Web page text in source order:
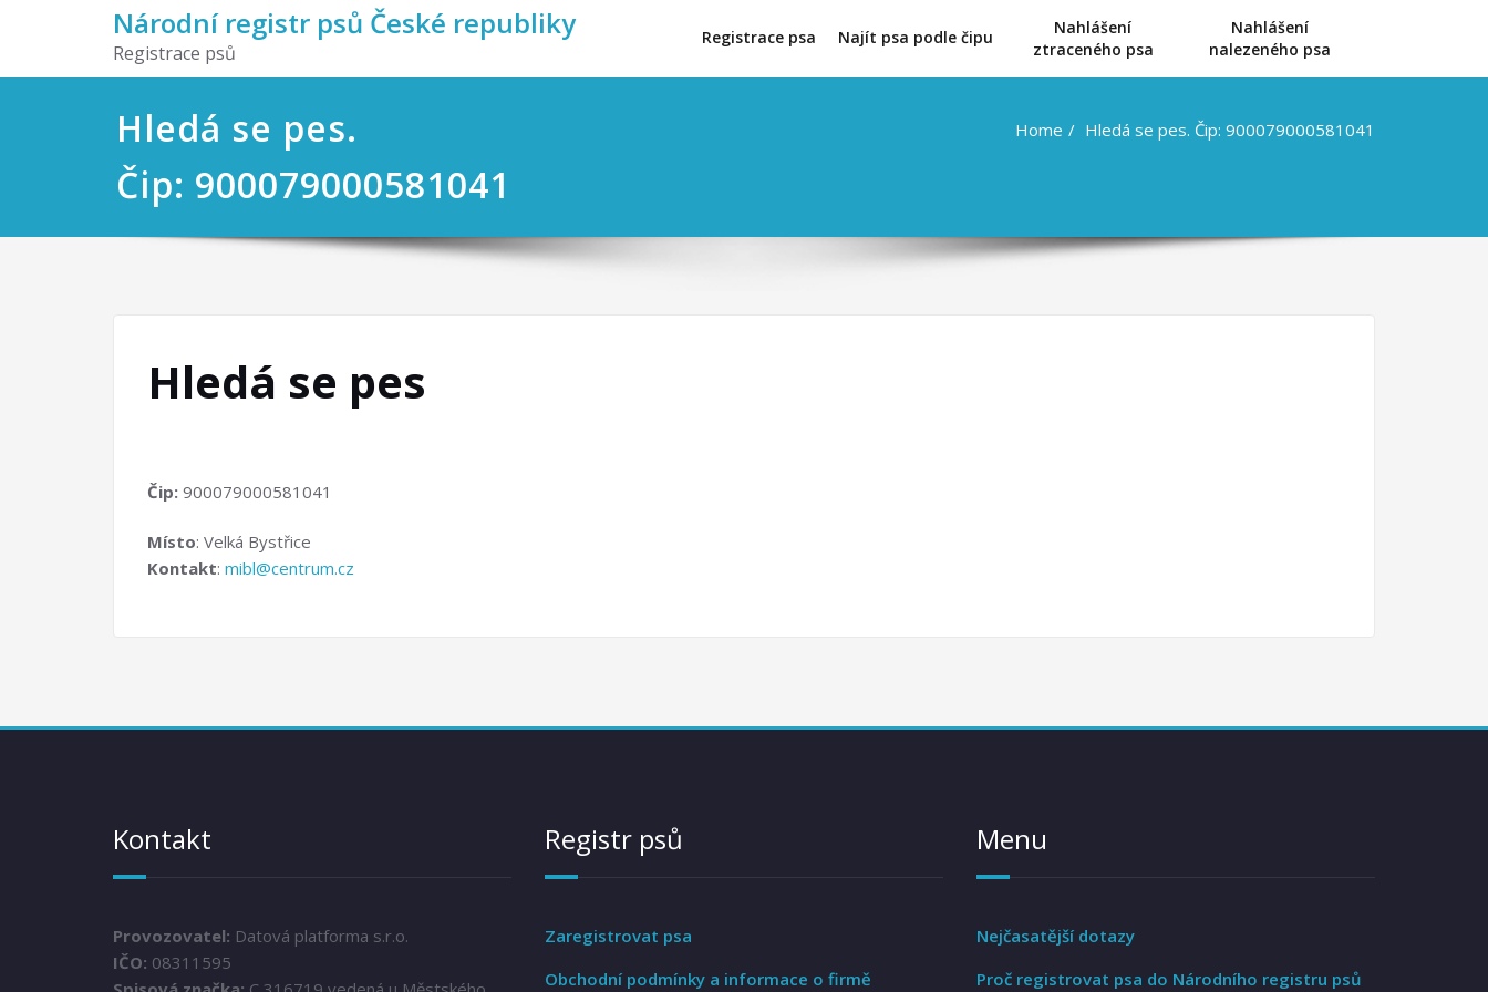
Národní registr psů České republiky
Registrace psů
Registrace psa Najít psa podle čipu
Nahlášení
ztraceného psa
Nahlášení
nalezeného psa
Hledá se pes.
Čip: 900079000581041
Home Hledá se pes. Čip: 900079000581041
Hledá se pes
Čip: 900079000581041
Místo: Velká Bystřice
Kontakt: mibl@centrum.cz
Kontakt
Provozovatel: Datová platforma s.r.o.
IČO: 08311595
Registr psů
Zaregistrovat psa
Obchodní podmínky a informace o firmě
Menu
Nejčasatější dotazy
Proč registrovat psa do Národního registru psů